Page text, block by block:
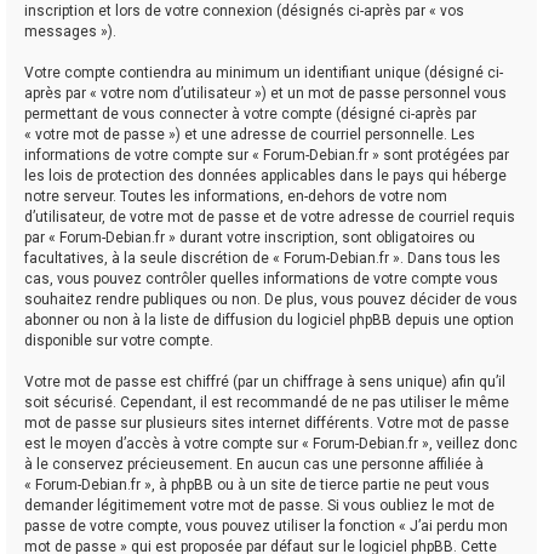
inscription et lors de votre connexion (désignés ci-après par « vos
messages »).
Votre compte contiendra au minimum un identifiant unique (désigné ci-
après par « votre nom d’utilisateur ») et un mot de passe personnel vous
permettant de vous connecter à votre compte (désigné ci-après par
« votre mot de passe ») et une adresse de courriel personnelle. Les
informations de votre compte sur « Forum-Debian.fr » sont protégées par
les lois de protection des données applicables dans le pays qui héberge
notre serveur. Toutes les informations, en-dehors de votre nom
d’utilisateur, de votre mot de passe et de votre adresse de courriel requis
par « Forum-Debian.fr » durant votre inscription, sont obligatoires ou
facultatives, à la seule discrétion de « Forum-Debian.fr ». Dans tous les
cas, vous pouvez contrôler quelles informations de votre compte vous
souhaitez rendre publiques ou non. De plus, vous pouvez décider de vous
abonner ou non à la liste de diffusion du logiciel phpBB depuis une option
disponible sur votre compte.
Votre mot de passe est chiffré (par un chiffrage à sens unique) afin qu’il
soit sécurisé. Cependant, il est recommandé de ne pas utiliser le même
mot de passe sur plusieurs sites internet différents. Votre mot de passe
est le moyen d’accès à votre compte sur « Forum-Debian.fr », veillez donc
à le conservez précieusement. En aucun cas une personne affiliée à
« Forum-Debian.fr », à phpBB ou à un site de tierce partie ne peut vous
demander légitimement votre mot de passe. Si vous oubliez le mot de
passe de votre compte, vous pouvez utiliser la fonction « J’ai perdu mon
mot de passe » qui est proposée par défaut sur le logiciel phpBB. Cette